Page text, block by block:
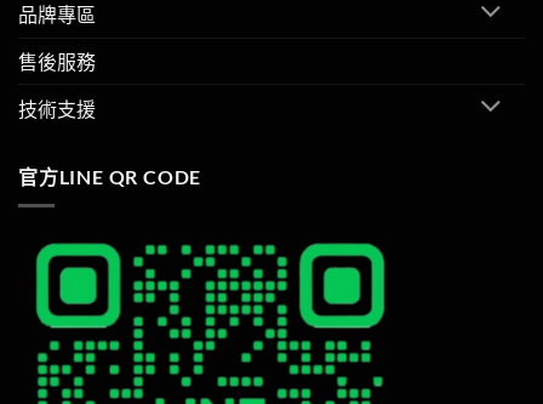
品牌專區
售後服務
技術支援
官方LINE QR CODE